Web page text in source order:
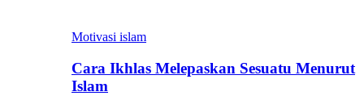
Motivasi islam
Cara Ikhlas Melepaskan Sesuatu Menurut
Islam